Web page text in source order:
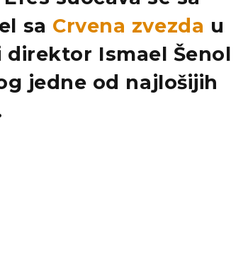
sa Crvena zvezda u
Ismael Šenol
jedne od najlošijih